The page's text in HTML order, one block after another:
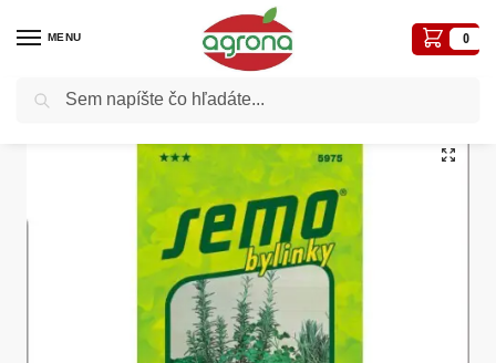
MENU 0
Domov Semená - osivá / Osivá liečivé, aromatické